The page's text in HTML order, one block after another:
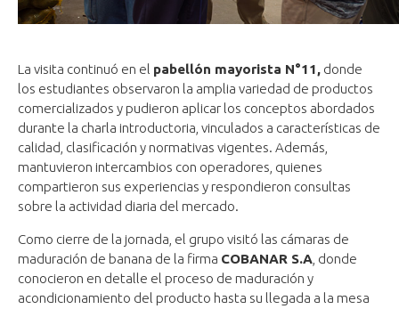
La visita continuó en el pabellón mayorista N°11, donde
los estudiantes observaron la amplia variedad de productos
comercializados y pudieron aplicar los conceptos abordados
durante la charla introductoria, vinculados a características de
calidad, clasificación y normativas vigentes. Además,
mantuvieron intercambios con operadores, quienes
compartieron sus experiencias y respondieron consultas
sobre la actividad diaria del mercado.
Como cierre de la jornada, el grupo visitó las cámaras de
maduración de banana de la firma COBANAR S.A , donde
conocieron en detalle el proceso de maduración y
acondicionamiento del producto hasta su llegada a la mesa